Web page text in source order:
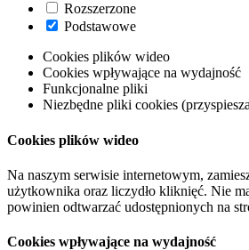
Rozszerzone
Podstawowe
Cookies plików wideo
Cookies wpływające na wydajność
Funkcjonalne pliki
Niezbędne pliki cookies
Cookies plików wideo
Na naszym serwisie internetowym,
użytkownika oraz liczydło kliknięć. Nie
powinien odtwarzać udostępnionych na
Cookies wpływające na wydajność